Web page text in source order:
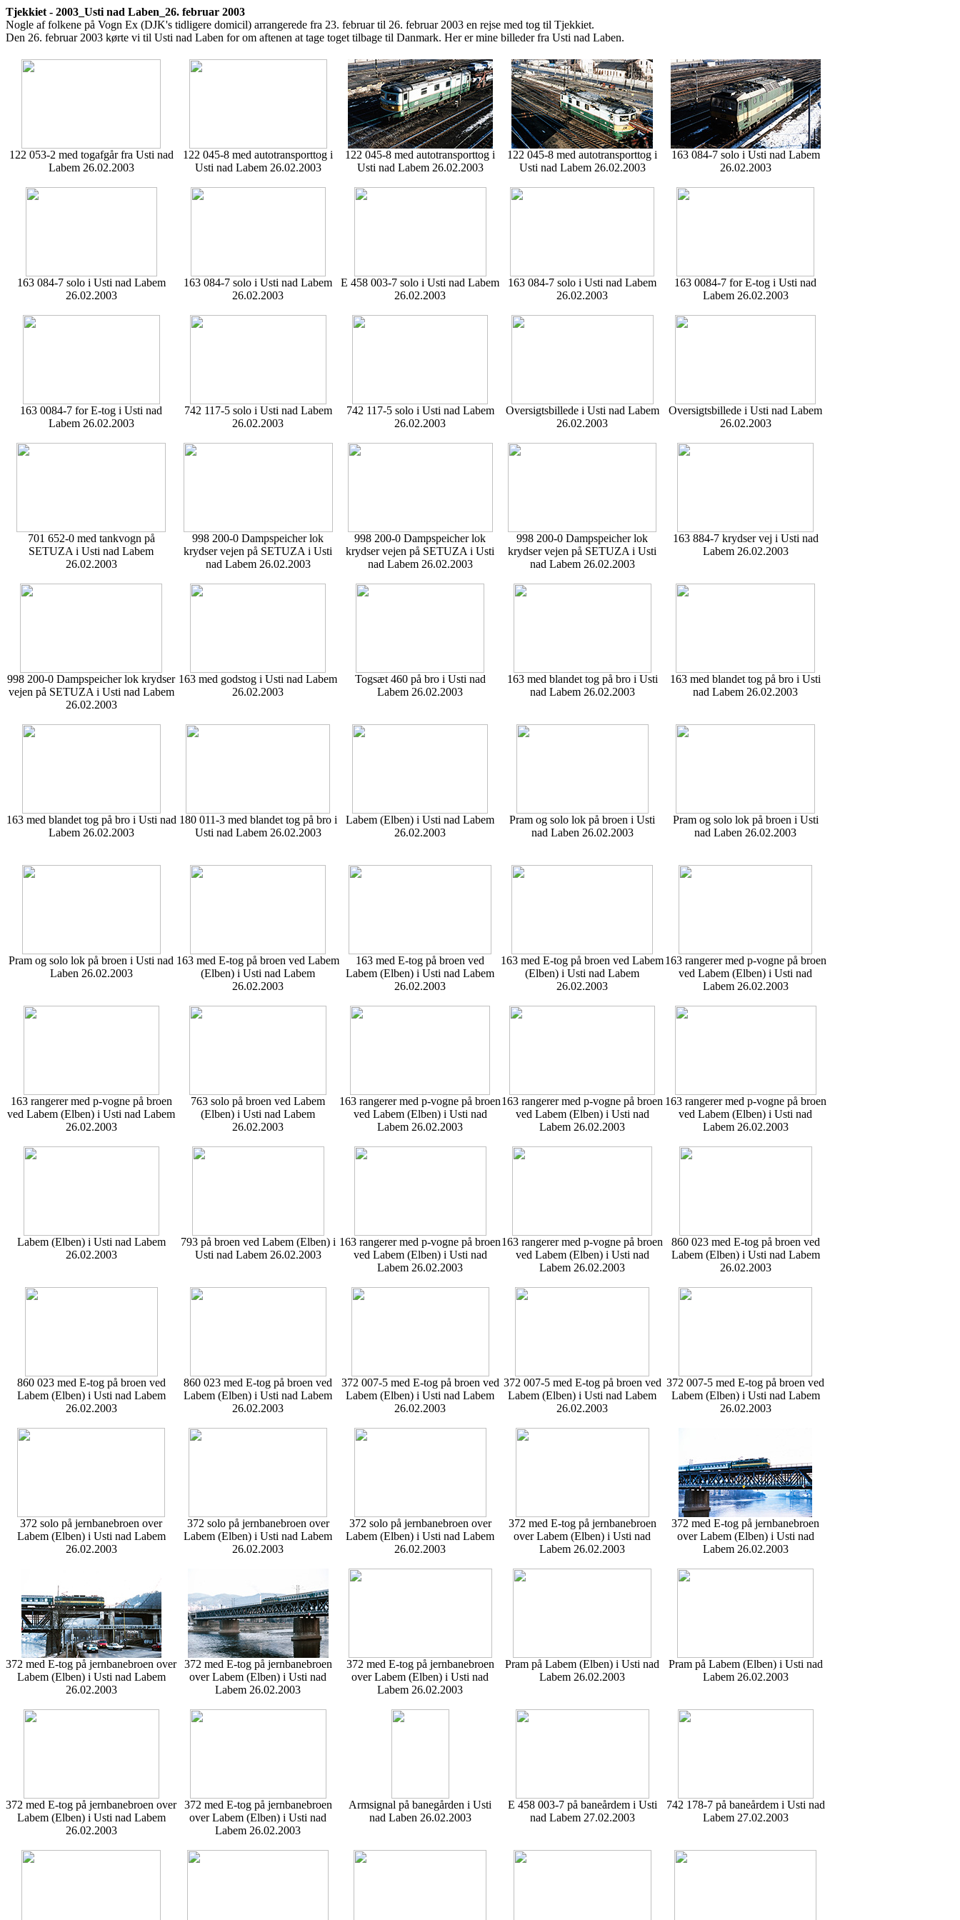
Tjekkiet - 2003_Usti nad Laben_26. februar 2003
Nogle af folkene på Vogn Ex (DJK's tidligere domicil) arrangerede fra 23. februar til 26. februar 2003 en rejse med tog til Tjekkiet.
Den 26. februar 2003 kørte vi til Usti nad Laben for om aftenen at tage toget tilbage til Danmark. Her er mine billeder fra Usti nad Laben.
122 053-2 med togafgår fra Usti nad
Labem 26.02.2003
122 045-8 med autotransporttog i
Usti nad Labem 26.02.2003
122 045-8 med autotransporttog i
Usti nad Labem 26.02.2003
122 045-8 med autotransporttog i
Usti nad Labem 26.02.2003
163 084-7 solo i Usti nad Labem
26.02.2003
163 084-7 solo i Usti nad Labem
26.02.2003
163 084-7 solo i Usti nad Labem
26.02.2003
E 458 003-7 solo i Usti nad Labem
26.02.2003
163 084-7 solo i Usti nad Labem
26.02.2003
163 0084-7 for E-tog i Usti nad
Labem 26.02.2003
163 0084-7 for E-tog i Usti nad
Labem 26.02.2003
742 117-5 solo i Usti nad Labem
26.02.2003
742 117-5 solo i Usti nad Labem
26.02.2003
Oversigtsbillede i Usti nad Labem
26.02.2003
Oversigtsbillede i Usti nad Labem
26.02.2003
701 652-0 med tankvogn på
SETUZA i Usti nad Labem
26.02.2003
998 200-0 Dampspeicher lok
krydser vejen på SETUZA i Usti
nad Labem 26.02.2003
998 200-0 Dampspeicher lok
krydser vejen på SETUZA i Usti
nad Labem 26.02.2003
998 200-0 Dampspeicher lok
krydser vejen på SETUZA i Usti
nad Labem 26.02.2003
163 884-7 krydser vej i Usti nad
Labem 26.02.2003
998 200-0 Dampspeicher lok krydser
vejen på SETUZA i Usti nad Labem
26.02.2003
163 med godstog i Usti nad Labem
26.02.2003
Togsæt 460 på bro i Usti nad
Labem 26.02.2003
163 med blandet tog på bro i Usti
nad Labem 26.02.2003
163 med blandet tog på bro i Usti
nad Labem 26.02.2003
163 med blandet tog på bro i Usti nad
Labem 26.02.2003
180 011-3 med blandet tog på bro i
Usti nad Labem 26.02.2003
Labem (Elben) i Usti nad Labem
26.02.2003
Pram og solo lok på broen i Usti
nad Laben 26.02.2003
Pram og solo lok på broen i Usti
nad Laben 26.02.2003
Pram og solo lok på broen i Usti nad
Laben 26.02.2003
163 med E-tog på broen ved Labem
(Elben) i Usti nad Labem
26.02.2003
163 med E-tog på broen ved
Labem (Elben) i Usti nad Labem
26.02.2003
163 med E-tog på broen ved Labem
(Elben) i Usti nad Labem
26.02.2003
163 rangerer med p-vogne på broen
ved Labem (Elben) i Usti nad
Labem 26.02.2003
163 rangerer med p-vogne på broen
ved Labem (Elben) i Usti nad Labem
26.02.2003
763 solo på broen ved Labem
(Elben) i Usti nad Labem
26.02.2003
163 rangerer med p-vogne på broen
ved Labem (Elben) i Usti nad
Labem 26.02.2003
163 rangerer med p-vogne på broen
ved Labem (Elben) i Usti nad
Labem 26.02.2003
163 rangerer med p-vogne på broen
ved Labem (Elben) i Usti nad
Labem 26.02.2003
Labem (Elben) i Usti nad Labem
26.02.2003
793 på broen ved Labem (Elben) i
Usti nad Labem 26.02.2003
163 rangerer med p-vogne på broen
ved Labem (Elben) i Usti nad
Labem 26.02.2003
163 rangerer med p-vogne på broen
ved Labem (Elben) i Usti nad
Labem 26.02.2003
860 023 med E-tog på broen ved
Labem (Elben) i Usti nad Labem
26.02.2003
860 023 med E-tog på broen ved
Labem (Elben) i Usti nad Labem
26.02.2003
860 023 med E-tog på broen ved
Labem (Elben) i Usti nad Labem
26.02.2003
372 007-5 med E-tog på broen ved
Labem (Elben) i Usti nad Labem
26.02.2003
372 007-5 med E-tog på broen ved
Labem (Elben) i Usti nad Labem
26.02.2003
372 007-5 med E-tog på broen ved
Labem (Elben) i Usti nad Labem
26.02.2003
372 solo på jernbanebroen over
Labem (Elben) i Usti nad Labem
26.02.2003
372 solo på jernbanebroen over
Labem (Elben) i Usti nad Labem
26.02.2003
372 solo på jernbanebroen over
Labem (Elben) i Usti nad Labem
26.02.2003
372 med E-tog på jernbanebroen
over Labem (Elben) i Usti nad
Labem 26.02.2003
372 med E-tog på jernbanebroen
over Labem (Elben) i Usti nad
Labem 26.02.2003
372 med E-tog på jernbanebroen over
Labem (Elben) i Usti nad Labem
26.02.2003
372 med E-tog på jernbanebroen
over Labem (Elben) i Usti nad
Labem 26.02.2003
372 med E-tog på jernbanebroen
over Labem (Elben) i Usti nad
Labem 26.02.2003
Pram på Labem (Elben) i Usti nad
Labem 26.02.2003
Pram på Labem (Elben) i Usti nad
Labem 26.02.2003
372 med E-tog på jernbanebroen over
Labem (Elben) i Usti nad Labem
26.02.2003
372 med E-tog på jernbanebroen
over Labem (Elben) i Usti nad
Labem 26.02.2003
Armsignal på banegården i Usti
nad Laben 26.02.2003
E 458 003-7 på baneårdem i Usti
nad Labem 27.02.2003
742 178-7 på baneårdem i Usti nad
Labem 27.02.2003